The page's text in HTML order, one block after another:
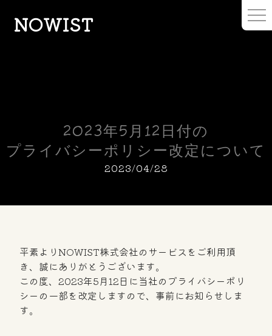
NOWIST
2023年5月12日付の
プライバシーポリシー改定について
2023/04/28
平素よりNOWIST株式会社のサービスをご利用頂
き、誠にありがとうございます。
この度、2023年5月12日に当社のプライバシーポリ
シーの一部を改定しますので、事前にお知らせしま
す。